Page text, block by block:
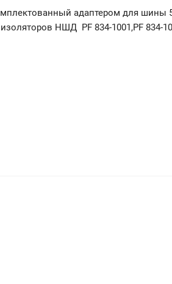
адаптером для шины
НШД PF 834-1001,PF 834-